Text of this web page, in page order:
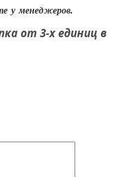
у менеджеров.
от 3-х единиц в